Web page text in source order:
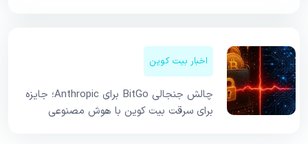
اخبار بیت کوین
چالش جنجالی BitGo برای Anthropic؛ جایزه
برای سرقت بیت کوین با هوش مصنوعی